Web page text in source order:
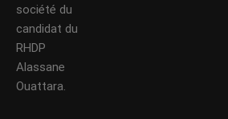
société du
candidat du
RHDP
Alassane
Ouattara.